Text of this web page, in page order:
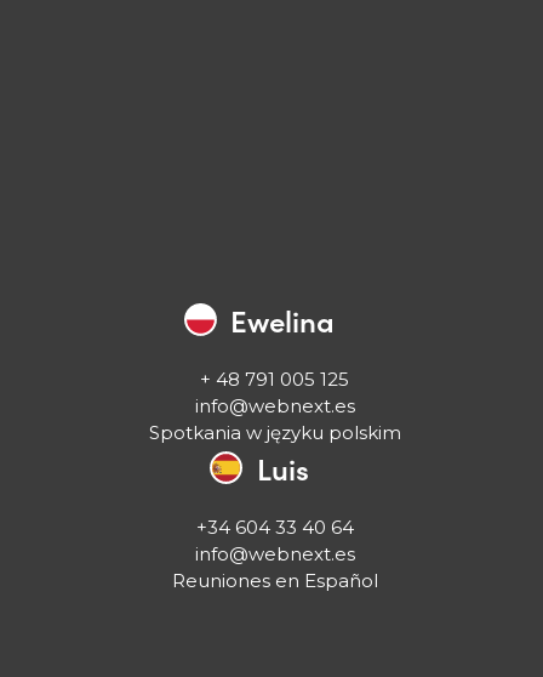
Ewelina
+ 48 791 005 125
info@webnext.es
Spotkania w języku polskim
Luis
+34 604 33 40 64
info@webnext.es
Reuniones en Español